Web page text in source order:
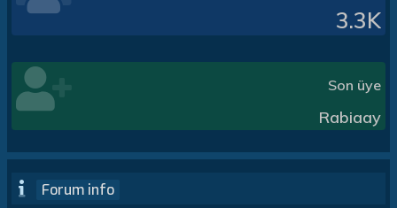
3.3K
Son üye
Rabiaay
Forum info